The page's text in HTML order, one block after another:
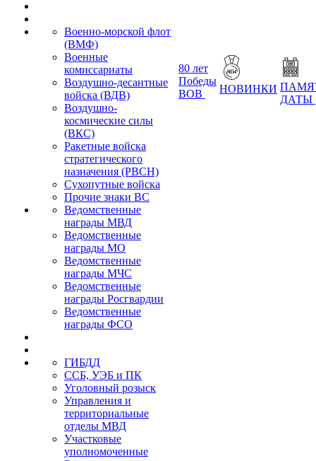
Военно-морской флот
(ВМФ)
Военные
комиссариаты
Воздушно-десантные
войска (ВДВ)
Воздушно-
космические силы
(ВКС)
Ракетные войска
стратегического
назначения (РВСН)
Сухопутные войска
Прочие знаки ВС
Ведомственные
награды МВД
Ведомственные
награды МО
Ведомственные
награды МЧС
Ведомственные
награды Росгвардии
Ведомственные
награды ФСО
ГИБДД
ССБ, УЭБ и ПК
Уголовный розыск
Управления и
территориальные
отделы МВД
Участковые
уполномоченные
80 лет
Победы
ВОВ
НОВИНКИ
ДАТЫ